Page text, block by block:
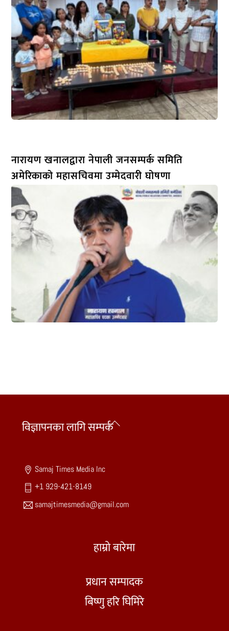
नारायण खनालद्वारा नेपाली जनसम्पर्क समिति
अमेरिकाको महासचिवमा उम्मेदवारी घोषणा
Back
विज्ञापनका लागि सम्पर्क
Samaj Times Media Inc
+1 929-421-8149
samajtimesmedia@gmail.com
हाम्रो बारेमा
प्रधान सम्पादक
बिष्णु हरि घिमिरे